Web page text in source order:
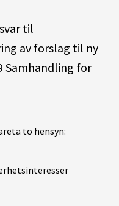
til
av forslag til ny
Samhandling for
to hensyn: